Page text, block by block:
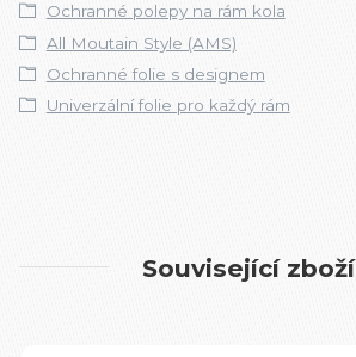
Ochranné polepy na rám kola
All Moutain Style (AMS)
Ochranné folie s designem
Univerzální folie pro každý rám
Související zboží